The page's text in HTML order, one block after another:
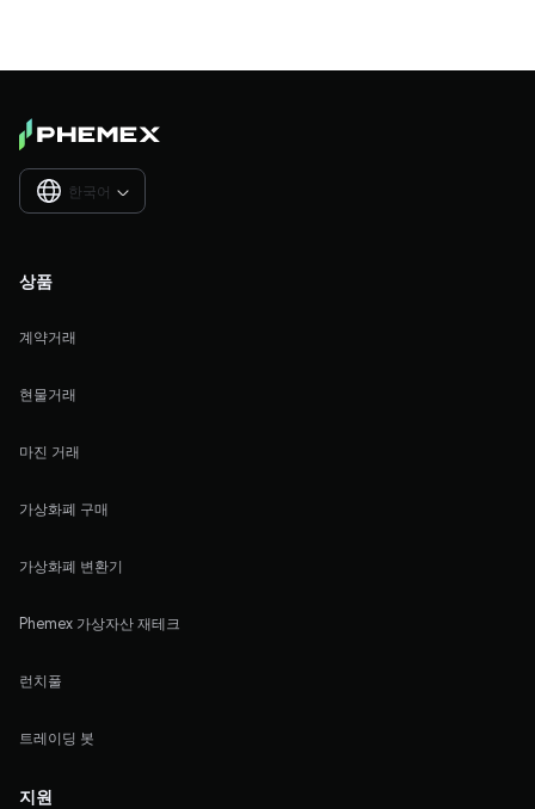
한국어 
상품
계약거래
현물거래
마진 거래
가상화폐 구매
가상화폐 변환기
Phemex 가상자산 재테크
런치풀
트레이딩 봇
지원